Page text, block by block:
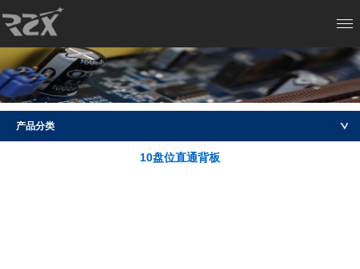
产品分类
10盘位直通背板